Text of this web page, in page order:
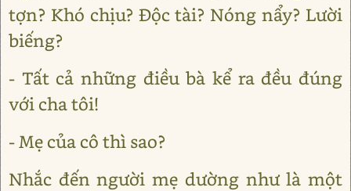
tợn? Khó chịu? Độc tài? Nóng nẩy? Lười
biếng?
- Tất cả những điều bà kể ra đều đúng
với cha tôi!
- Mẹ của cô thì sao?
Nhắc đến người mẹ dường như là một